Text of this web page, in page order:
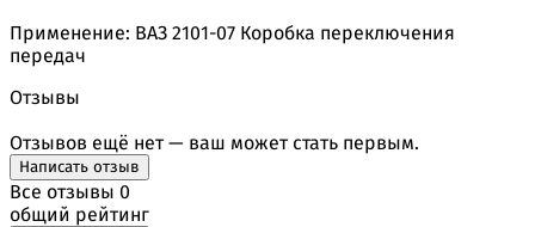
Применение: ВАЗ 2101-07 Коробка переключения
передач
Отзывы
Отзывов ещё нет — ваш может стать первым.
Написать отзыв
Все отзывы 0
общий рейтинг